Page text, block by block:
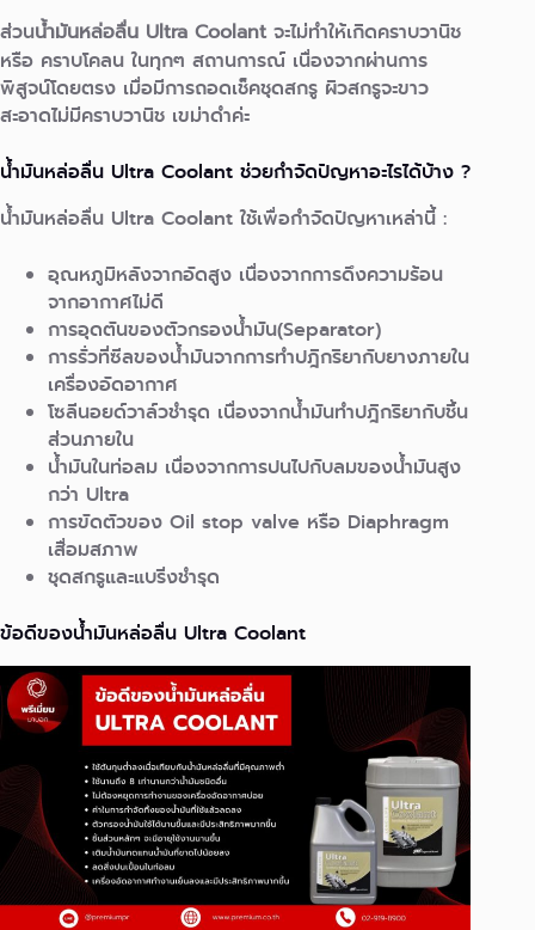
ส่วนน้ำมันหล่อลื่น Ultra Coolant จะไม่ทำให้เกิดคราบวานิช
หรือ คราบโคลน ในทุกๆ สถานการณ์ เนื่องจากผ่านการ
พิสูจน์โดยตรง เมื่อมีการถอดเช็คชุดสกรู ผิวสกรูจะขาว
สะอาดไม่มีคราบวานิช เขม่าดำค่ะ
น้ำมันหล่อลื่น Ultra Coolant ช่วยกำจัดปัญหาอะไรได้บ้าง ?
น้ำมันหล่อลื่น Ultra Coolant ใช้เพื่อกำจัดปัญหาเหล่านี้ :
อุณหภูมิหลังจากอัดสูง เนื่องจากการดึงความร้อน
จากอากาศไม่ดี
การอุดตันของตัวกรองน้ำมัน(Separator)
การรั่วที่ซีลของน้ำมันจากการทำปฎิกริยากับยางภายใน
เครื่องอัดอากาศ
โซลีนอยด์วาล์วชำรุด เนื่องจากน้ำมันทำปฎิกริยากับชิ้น
ส่วนภายใน
น้ำมันในท่อลม เนื่องจากการปนไปกับลมของน้ำมันสูง
กว่า Ultra
การขัดตัวของ Oil stop valve หรือ Diaphragm
เสื่อมสภาพ
ชุดสกรูและแบริ่งชำรุด
ข้อดีของน้ำมันหล่อลื่น Ultra Coolant